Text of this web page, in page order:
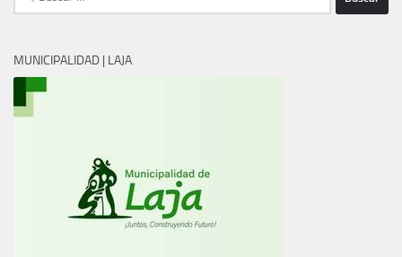
MUNICIPALIDAD | LAJA